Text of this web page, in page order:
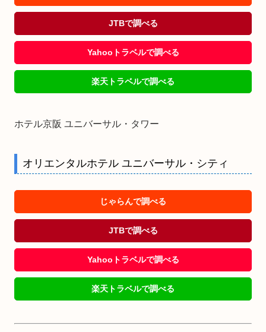
JTBで調べる
Yahooトラベルで調べる
楽天トラベルで調べる
ホテル京阪 ユニバーサル・タワー
オリエンタルホテル ユニバーサル・シティ
じゃらんで調べる
JTBで調べる
Yahooトラベルで調べる
楽天トラベルで調べる